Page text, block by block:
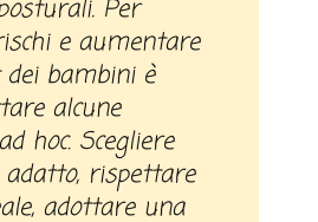
Per
e aumentare
bambini è
alcune
hoc. Scegliere
adatto, rispettare
adottare una